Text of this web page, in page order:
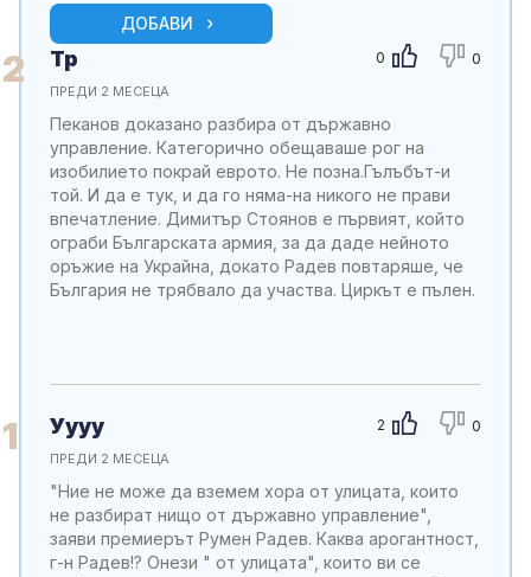
ДОБАВИ
2 0 0
Тр
ПРЕДИ 2 МЕСЕЦА
Пеканов доказано разбира от държавно
управление. Категорично обещаваше рог на
изобилието покрай еврото. Не позна.Гълъбът-и
той. И да е тук, и да го няма-на никого не прави
впечатление. Димитър Стоянов е първият, който
ограби Българската армия, за да даде нейното
оръжие на Украйна, докато Радев повтаряше, че
България не трябвало да участва. Циркът е пълен.
1 2 0
Уууу
ПРЕДИ 2 МЕСЕЦА
"Ние не може да вземем хора от улицата, които
не разбират нищо от държавно управление",
заяви премиерът Румен Радев. Каква арогантност,
г-н Радев!? Онези " от улицата", които ви се